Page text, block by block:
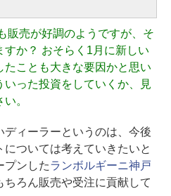
販売が好調のようですが、そ
か？ おそらく1月に新しい
たことも大きな要因かと思い
いった投資をしていくか、見
。
ディーラーというのは、今後
ついては考えていきたいと
プンしたランボルギーニ神戸
ちろん販売や受注に貢献して